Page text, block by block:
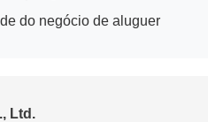
do negócio de aluguer
Ltd.